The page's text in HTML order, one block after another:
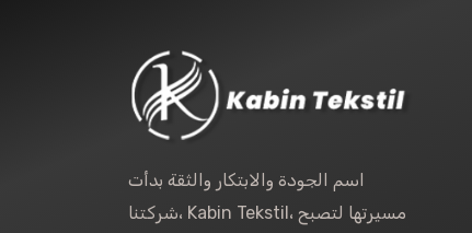
اسم الجودة والابتكار والثقة بدأت
شركتنا، Kabin Tekstil، مسيرتها لتصبح